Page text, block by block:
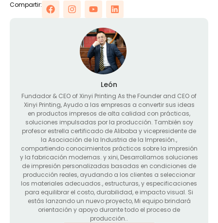
Compartir:
León
Fundador & CEO of Xinyi Printing As the Founder and CEO of
Xinyi Printing, Ayudo a las empresas a convertir sus ideas
en productos impresos de alta calidad con prácticas,
soluciones impulsadas por la producción. También soy
profesor estrella certificado de Alibaba y vicepresidente de
la Asociación de la Industria de la Impresión.,
compartiendo conocimientos prácticos sobre la impresión
y la fabricación modernas. y xini, Desarrollamos soluciones
de impresión personalizadas basadas en condiciones de
producción reales, ayudando a los clientes a seleccionar
los materiales adecuados., estructuras, y especificaciones
para equilibrar el costo, durabilidad, e impacto visual. Si
estás lanzando un nuevo proyecto, Mi equipo brindará
orientación y apoyo durante todo el proceso de
producción..